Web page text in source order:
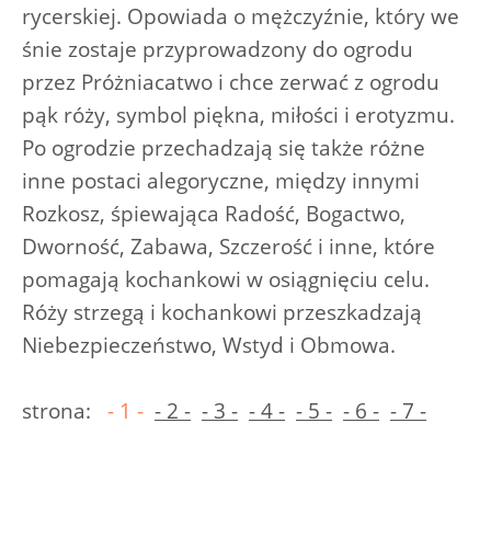
rycerskiej. Opowiada o mężczyźnie, który we
śnie zostaje przyprowadzony do ogrodu
przez Próżniacatwo i chce zerwać z ogrodu
pąk róży, symbol piękna, miłości i erotyzmu.
Po ogrodzie przechadzają się także różne
inne postaci alegoryczne, między innymi
Rozkosz, śpiewająca Radość, Bogactwo,
Dworność, Zabawa, Szczerość i inne, które
pomagają kochankowi w osiągnięciu celu.
Róży strzegą i kochankowi przeszkadzają
Niebezpieczeństwo, Wstyd i Obmowa.
strona: - 1 - - 2 - - 3 - - 4 - - 5 - - 6 - - 7 -